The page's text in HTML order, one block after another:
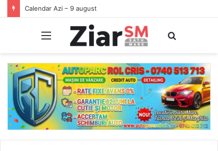
Începeți ziua cu o pastilă…de zâmbet!
Meniu